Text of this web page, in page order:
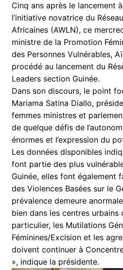
Cinq ans après le lancement
l’initiative novatrice du
Africaines (AWLN), ce
ministre de la Promotion
des Personnes Vulnérables,
procédé au lancement du
Leaders section Guinée.
Dans son discours, le point
Mariama Satina Diallo,
femmes ministres et
de quelque défis de
énormes et l’expression du
Les données disponibles
font partie des plus
Guinée, elles font également
des Violences Basées sur le
prévalence demeure
bien dans les centres urbains
particulier, les Mutilations
Féminines/Excision et les
doivent continuer à
», indique la présidente.